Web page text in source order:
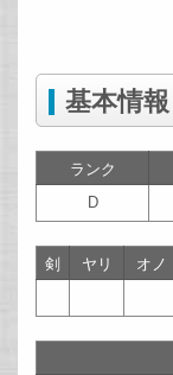
基本情報
ランク
D
剣 ヤリ オノ